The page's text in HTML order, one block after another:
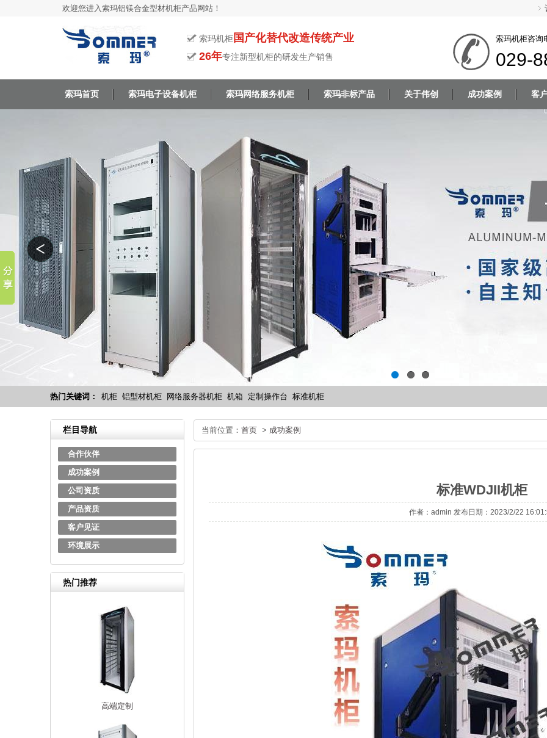
欢迎您进入索玛铝镁合金型材机柜产品网站！
索玛机柜国产化替代改造传统产业
26年专注新型机柜的研发生产销售
索玛机柜咨询
029-
索玛首页 索玛电子设备机柜 索玛网络服务机柜 索玛非标产品 关于伟创 成功案例 客
热门关键词：
机柜 铝型材机柜 网络服务器机柜 机箱 定制操作台 标准机柜
栏目导航
合作伙伴
成功案例
公司资质
产品资质
客户见证
环境展示
热门推荐
高端定制
当前位置： 首页 > 成功案例
标准WDJII机柜
作者：admin 发布日期：2023/2/22